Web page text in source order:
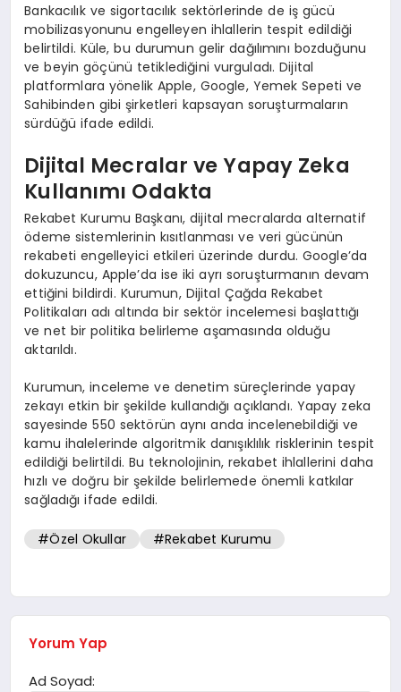
Bankacılık ve sigortacılık sektörlerinde de iş gücü
mobilizasyonunu engelleyen ihlallerin tespit edildiği
belirtildi. Küle, bu durumun gelir dağılımını bozduğunu
ve beyin göçünü tetiklediğini vurguladı. Dijital
platformlara yönelik Apple, Google, Yemek Sepeti ve
Sahibinden gibi şirketleri kapsayan soruşturmaların
sürdüğü ifade edildi.
Dijital Mecralar ve Yapay Zeka
Kullanımı Odakta
Rekabet Kurumu Başkanı, dijital mecralarda alternatif
ödeme sistemlerinin kısıtlanması ve veri gücünün
rekabeti engelleyici etkileri üzerinde durdu. Google’da
dokuzuncu, Apple’da ise iki ayrı soruşturmanın devam
ettiğini bildirdi. Kurumun, Dijital Çağda Rekabet
Politikaları adı altında bir sektör incelemesi başlattığı
ve net bir politika belirleme aşamasında olduğu
aktarıldı.
Kurumun, inceleme ve denetim süreçlerinde yapay
zekayı etkin bir şekilde kullandığı açıklandı. Yapay zeka
sayesinde 550 sektörün aynı anda incelenebildiği ve
kamu ihalelerinde algoritmik danışıklılık risklerinin tespit
edildiği belirtildi. Bu teknolojinin, rekabet ihlallerini daha
hızlı ve doğru bir şekilde belirlemede önemli katkılar
sağladığı ifade edildi.
#Özel Okullar #Rekabet Kurumu
Yorum Yap
Ad Soyad: